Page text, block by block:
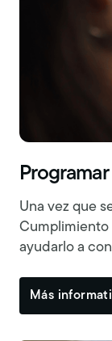
Una vez que
Cumplimiento
ayudarlo a
Más